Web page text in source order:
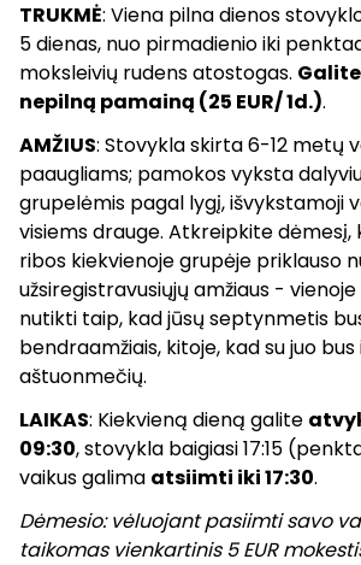
TRUKMĖ: Viena pilna dienos
5 dienas, nuo pirmadienio iki
moksleivių rudens atostogas.
nepilną pamainą (25 EUR/ 1d.).
AMŽIUS: Stovykla skirta 6-12 metų
paaugliams; pamokos vyksta
grupelėmis pagal lygį, išvykstamoji
visiems drauge. Atkreipkite dėmesį,
ribos kiekvienoje grupėje priklauso
užsiregistravusiųjų amžiaus -
nutikti taip, kad jūsų septynmetis
bendraamžiais, kitoje, kad su juo
aštuonmečių.
LAIKAS: Kiekvieną dieną galite
09:30, stovykla baigiasi 17:15
vaikus galima atsiimti iki 17:30.
Dėmesio: vėluojant pasiimti savo
taikomas vienkartinis 5 EUR